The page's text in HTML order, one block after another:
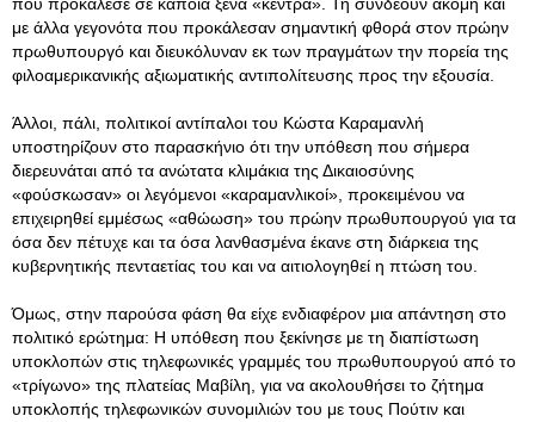
με άλλα γεγονότα που προκάλεσαν σημαντική φθορά στον πρώην
πρωθυπουργό και διευκόλυναν εκ των πραγμάτων την πορεία της
φιλοαμερικανικής αξιωματικής αντιπολίτευσης προς την εξουσία.
Άλλοι, πάλι, πολιτικοί αντίπαλοι του Κώστα Καραμανλή
υποστηρίζουν στο παρασκήνιο ότι την υπόθεση που σήμερα
διερευνάται από τα ανώτατα κλιμάκια της Δικαιοσύνης
«φούσκωσαν» οι λεγόμενοι «καραμανλικοί», προκειμένου να
επιχειρηθεί εμμέσως «αθώωση» του πρώην πρωθυπουργού για τα
όσα δεν πέτυχε και τα όσα λανθασμένα έκανε στη διάρκεια της
κυβερνητικής πενταετίας του και να αιτιολογηθεί η πτώση του.
Όμως, στην παρούσα φάση θα είχε ενδιαφέρον μια απάντηση στο
πολιτικό ερώτημα: Η υπόθεση που ξεκίνησε με τη διαπίστωση
υποκλοπών στις τηλεφωνικές γραμμές του πρωθυπουργού από το
«τρίγωνο» της πλατείας Μαβίλη, για να ακολουθήσει το ζήτημα
υποκλοπής τηλεφωνικών συνομιλιών του με τους Πούτιν και